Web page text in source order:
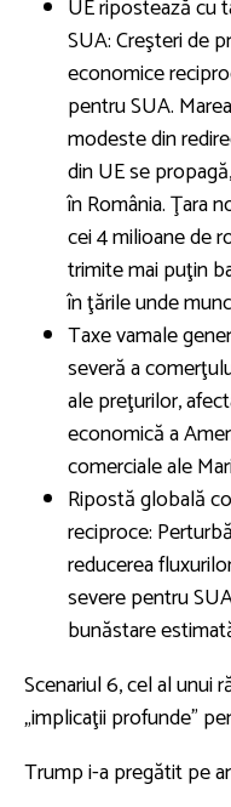
UE ripostează cu
SUA: Creşteri de
economice
pentru SUA.
modeste din
din UE se
în România. Ţara
cei 4 milioane de
trimite mai puţin
în ţările unde
Taxe vamale
severă a
ale preţurilor,
economică a
comerciale ale
Ripostă globală
reciproce:
reducerea
severe pentru
bunăstare
Scenariul 6, cel al unui
„implicaţii profunde”
Trump i-a pregătit pe